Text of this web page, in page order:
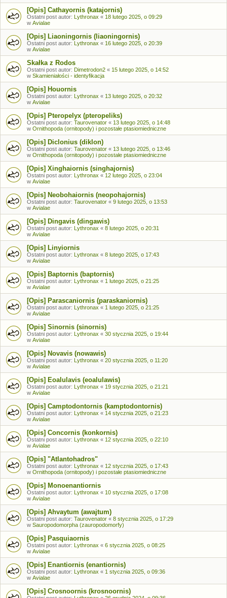
[Opis] Cathayornis (katajornis)
Ostatni post autor: Lythronax « 18 lutego 2025, o 09:29
w Avialae
[Opis] Liaoningornis (liaoningornis)
Ostatni post autor: Lythronax « 16 lutego 2025, o 20:39
w Avialae
Skałka z Rodos
Ostatni post autor: Dimetrodon2 « 15 lutego 2025, o 14:52
w Skamieniałości - identyfikacja
[Opis] Houornis
Ostatni post autor: Lythronax « 13 lutego 2025, o 20:32
w Avialae
[Opis] Pteropelyx (pteropeliks)
Ostatni post autor: Taurovenator « 13 lutego 2025, o 14:48
w Ornithopoda (ornitopody) i pozostałe ptasiomiedniczne
[Opis] Diclonius (diklon)
Ostatni post autor: Taurovenator « 13 lutego 2025, o 13:46
w Ornithopoda (ornitopody) i pozostałe ptasiomiedniczne
[Opis] Xinghaiornis (singhajornis)
Ostatni post autor: Lythronax « 12 lutego 2025, o 23:04
w Avialae
[Opis] Neobohaiornis (neopohajornis)
Ostatni post autor: Taurovenator « 9 lutego 2025, o 13:53
w Avialae
[Opis] Dingavis (dingawis)
Ostatni post autor: Lythronax « 8 lutego 2025, o 20:31
w Avialae
[Opis] Linyiornis
Ostatni post autor: Lythronax « 8 lutego 2025, o 17:43
w Avialae
[Opis] Baptornis (baptornis)
Ostatni post autor: Lythronax « 1 lutego 2025, o 21:25
w Avialae
[Opis] Parascaniornis (paraskaniornis)
Ostatni post autor: Lythronax « 1 lutego 2025, o 21:25
w Avialae
[Opis] Sinornis (sinornis)
Ostatni post autor: Lythronax « 30 stycznia 2025, o 19:44
w Avialae
[Opis] Novavis (nowawis)
Ostatni post autor: Lythronax « 20 stycznia 2025, o 11:20
w Avialae
[Opis] Eoalulavis (eoalulawis)
Ostatni post autor: Lythronax « 19 stycznia 2025, o 21:21
w Avialae
[Opis] Camptodontornis (kamptodontornis)
Ostatni post autor: Lythronax « 14 stycznia 2025, o 21:23
w Avialae
[Opis] Concornis (konkornis)
Ostatni post autor: Lythronax « 12 stycznia 2025, o 22:10
w Avialae
[Opis] "Atlantohadros"
Ostatni post autor: Lythronax « 12 stycznia 2025, o 17:43
w Ornithopoda (ornitopody) i pozostałe ptasiomiedniczne
[Opis] Monoenantiornis
Ostatni post autor: Lythronax « 10 stycznia 2025, o 17:08
w Avialae
[Opis] Ahvaytum (awajtum)
Ostatni post autor: Taurovenator « 8 stycznia 2025, o 17:29
w Sauropodomorpha (zauropodomorfy)
[Opis] Pasquiaornis
Ostatni post autor: Lythronax « 6 stycznia 2025, o 08:25
w Avialae
[Opis] Enantiornis (enantiornis)
Ostatni post autor: Lythronax « 1 stycznia 2025, o 09:36
w Avialae
[Opis] Crosnoornis (krosnoornis)